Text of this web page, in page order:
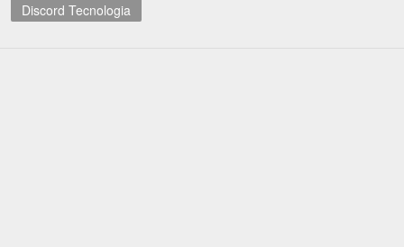
Discord Tecnologia